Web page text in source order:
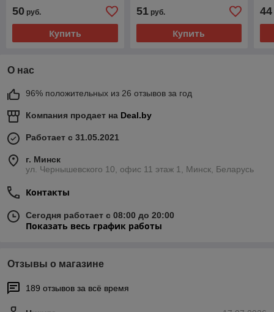
50 руб.
Купить
51руб.
Купить
44
О нас
96% положительных из 26 отзывов за год
Компания продает на Deal.by
Работает с 31.05.2021
г. Минск
ул. Чернышевского 10, офис 11 этаж 1, Минск, Беларусь
Контакты
Сегодня работает с 08:00 до 20:00
Показать весь график работы
Отзывы о магазине
189 отзывов за всё время